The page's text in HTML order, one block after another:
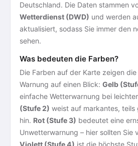
Deutschland. Die Daten stammen
Wetterdienst (DWD) und werden
aktualisiert, sodass Sie immer den
sehen.
Was bedeuten die Farben?
Die Farben auf der Karte zeigen
Warnung auf einen Blick: Gelb
einfache Wetterwarnung bei
(Stufe 2) weist auf markantes, teils
hin. Rot (Stufe 3) bedeutet eine
Unwetterwarnung – hier sollten Sie
Violett (Stufe 4) ist die höchste